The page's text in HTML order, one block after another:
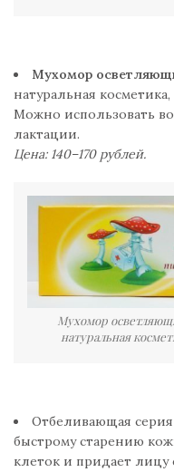
Мухомор
натуральная
Можно использовать
лактации.
Цена: 140–170 рублей.
Мухомор
натуральная
Отбеливающая серия
быстрому старению
клеток и придает лицу